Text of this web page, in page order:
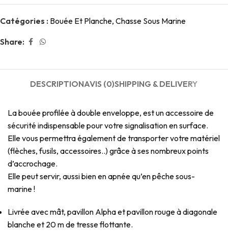
Catégories : Bouée Et Planche, Chasse Sous Marine
Share:
DESCRIPTIONAVIS (0)SHIPPING & DELIVERY
La bouée profilée à double enveloppe, est un accessoire de
sécurité indispensable pour votre signalisation en surface.
Elle vous permettra également de transporter votre matériel
(flèches, fusils, accessoires..) grâce à ses nombreux points
d’accrochage.
Elle peut servir, aussi bien en apnée qu’en pêche sous-
marine !
Livrée avec mât, pavillon Alpha et pavillon rouge à diagonale
blanche et 20 m de tresse flottante.